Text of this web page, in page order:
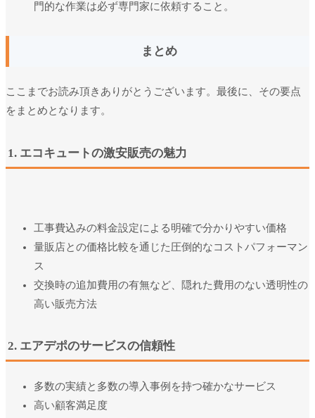
門的な作業は必ず専門家に依頼すること。
まとめ
ここまでお読み頂きありがとうございます。最後に、その要点
をまとめとなります。
1. エコキュートの激安販売の魅力
工事費込みの料金設定による明確で分かりやすい価格
量販店との価格比較を通じた圧倒的なコストパフォーマン
ス
交換時の追加費用の有無など、隠れた費用のない透明性の
高い販売方法
2. エアデポのサービスの信頼性
多数の実績と多数の導入事例を持つ確かなサービス
高い顧客満足度